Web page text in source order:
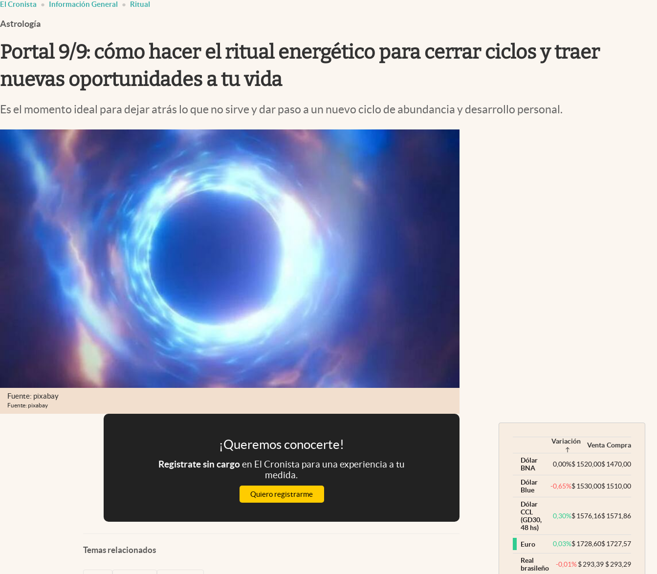
Infotechnology
Clase
Clima
Mundial 2026
Eventos Corporativos
El Cronista Información General Ritual
Astrología
Portal 9/9: cómo hacer el ritual energético para cerrar ciclos y traer
nuevas oportunidades a tu vida
Es el momento ideal para dejar atrás lo que no sirve y dar paso a un nuevo ciclo de abundancia y desarrollo personal.
Fuente: pixabay
Fuente: pixabay
¡Queremos conocerte!
Registrate sin cargoen El Cronista para una experiencia a tu
medida.
Quiero registrarme
Temas relacionados
Variación Venta Compra
Dólar
BNA
0,00%$1520,00$1470,00
Dólar
Blue
-0,65%$1530,00$1510,00
Dólar
CCL
(GD30,
48 hs)
0,30%$1576,16$1571,86
Euro 0,03%$1728,60$1727,57
Real
brasileño
-0,01% $293,39 $293,29